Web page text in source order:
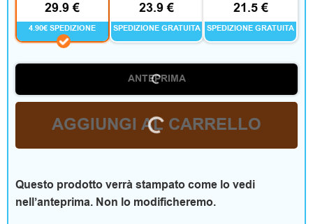
R
e
c
e
n
s
i
o
29.9 €
4.90€ SPEDIZIONE
23.9 €
SPEDIZIONE GRATUITA
21.5 €
SPEDIZIONE GRATUITA
ANTEPRIMA
AGGIUNGI AL CARRELLO
Questo prodotto verrà stampato come lo vedi
nell’anteprima. Non lo modificheremo.